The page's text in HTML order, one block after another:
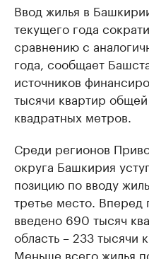
Ввод жилья в
текущего года
сравнению с
года, сообщает
источников
тысячи квартир
квадратных метров.
Среди регионов
округа Башкирия
позицию по вводу
третье место. Вперед
введено 690 тысяч
область – 233 тысячи
Меньше всего жилья